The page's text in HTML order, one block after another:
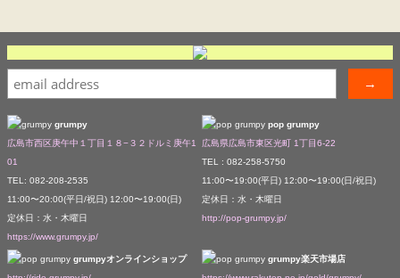
grumpy
広島市西区庚午中１丁目１８−３２ドルミ庚午1
01
TEL: 082-208-2535
11:00〜20:00(平日/祝日) 12:00〜19:00(日)
定休日：水・木曜日
https://www.grumpy.jp/
pop grumpy
広島県広島市東区光町 1丁目6-22
TEL : 082-258-5750
11:00〜19:00(平日) 12:00〜19:00(日/祝日)
定休日：水・木曜日
http://pop-grumpy.jp/
grumpyオンラインショップ
grumpy楽天市場店